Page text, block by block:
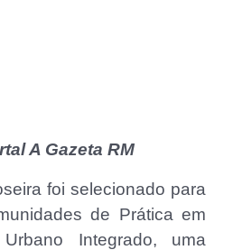
A Gazeta RM
foi selecionado para
de Prática em
Urbano Integrado, uma